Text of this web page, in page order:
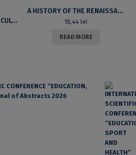
ARTS AND THEIR ROLE IN CULTURE. BA AND MASTERS DISSERTATION IN ART HISTORY. SESSION JUNE 2010
A HISTORY OF THE RENAISSANCE LOGICS. A GENERAL PLAN. VOL 1
18,44lei
READ MORE
CONFERENCE “EDUCATION,
of Abstracts 2026